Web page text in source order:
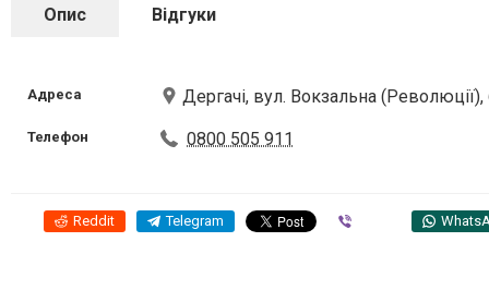
Опис Відгуки
Адреса Дергачі, вул. Вокзальна (Революції),
Телефон 0800 505 911
Reddit Telegram